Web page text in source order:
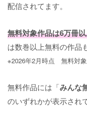
配信されてます。
無料対象作品は6万冊
は数巻以上無料の作品
※2026年2月時点 無料対象
無料作品には「みんな
のいずれかが表示され